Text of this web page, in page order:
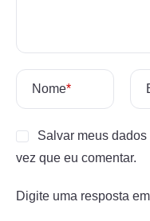
Nome*
Salvar meus
vez que eu comentar.
Digite uma resposta